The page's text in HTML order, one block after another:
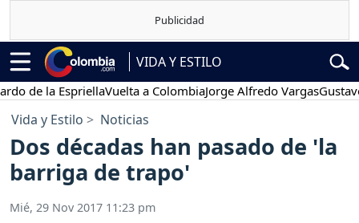
VIDA Y ESTILO
la EspriellaVuelta a ColombiaJorge Alfredo VargasGustavo
Vida y Estilo Noticias
Dos décadas han pasado de 'la
barriga de trapo'
Mié, 29 Nov 2017 11:23 pm